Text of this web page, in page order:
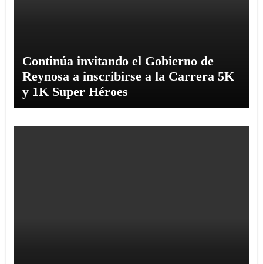
Continúa invitando el Gobierno de
Reynosa a inscribirse a la Carrera 5K
y 1K Super Héroes